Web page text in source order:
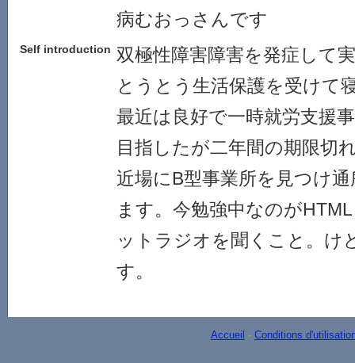
病むおっさんです
Self introduction 双極性障害障害を発症して
とうとう生活保護を受けて
最近は良好で一時就労支援
目指したが二年間の期限切
近場にB型事業所を見つけ
ます。今勉強中なのが
ットラジオを聞くこと。け
す。
Accueil - Conditions